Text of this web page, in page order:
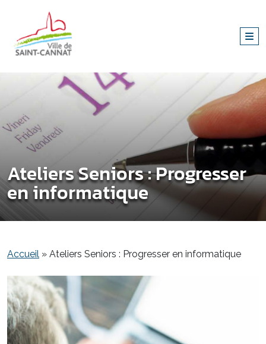
Ateliers Seniors : Progresser
en informatique
Accueil » Ateliers Seniors : Progresser en informatique